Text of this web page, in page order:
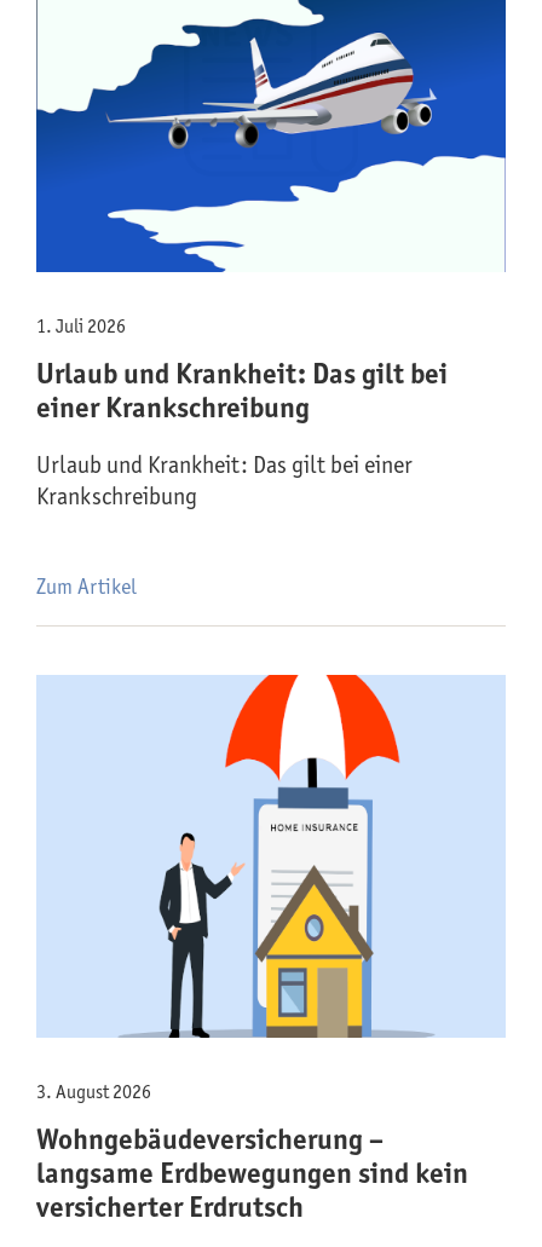
1. Juli 2026
Urlaub und Krankheit: Das gilt bei
einer Krankschreibung
Urlaub und Krankheit: Das gilt bei einer
Krankschreibung
Zum Artikel
3. August 2026
Wohngebäude­versicherung –
langsame Erdbewegungen sind kein
versicherter Erdrutsch